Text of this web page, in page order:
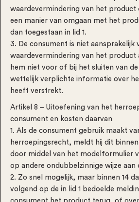
waardevermindering van het product
een manier van omgaan met het
dan toegestaan in lid 1.
3. De consument is niet aansprakelijk
waardevermindering van het product
hem niet voor of bij het sluiten van
wettelijk verplichte informatie over
heeft verstrekt.
Artikel 8 – Uitoefening van het
consument en kosten daarvan
1. Als de consument gebruik maakt
herroepingsrecht, meldt hij dit
door middel van het modelformulier
op andere ondubbelzinnige wijze aan
2. Zo snel mogelijk, maar binnen 14
volgend op de in lid 1 bedoelde